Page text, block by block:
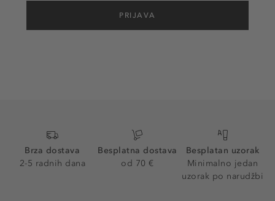
PRIJAVA
Brza dostava
2-5 radnih dana
Besplatna dostava
od 70 €
Besplatan uzorak
Minimalno jedan
uzorak po narudžbi